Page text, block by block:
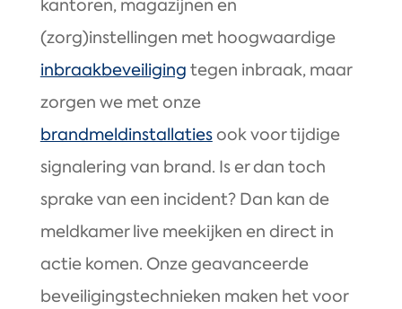
kantoren, magazijnen en
(zorg)instellingen met hoogwaardige
inbraakbeveiliging tegen inbraak, maar
zorgen we met onze
brandmeldinstallatiesook voor tijdige
signalering van brand. Is er dan toch
sprake van een incident? Dan kan de
meldkamer live meekijken en direct in
actie komen. Onze geavanceerde
beveiligingstechnieken maken het voor